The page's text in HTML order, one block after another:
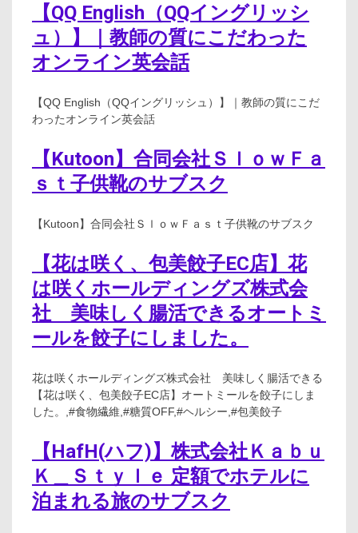
【QQ English（QQイングリッシ
ュ）】｜教師の質にこだわった
オンライン英会話
【QQ English（QQイングリッシュ）】｜教師の質にこだ
わったオンライン英会話
【Kutoon】合同会社ＳｌｏｗＦａ
ｓｔ子供靴のサブスク
【Kutoon】合同会社ＳｌｏｗＦａｓｔ子供靴のサブスク
【花は咲く、包美餃子EC店】花
は咲くホールディングズ株式会
社 美味しく腸活できるオートミ
ールを餃子にしました。
花は咲くホールディングズ株式会社 美味しく腸活できる
【花は咲く、包美餃子EC店】オートミールを餃子にしま
した。,#食物繊維,#糖質OFF,#ヘルシー,#包美餃子
【HafH(ハフ)】株式会社Ｋａｂｕ
Ｋ＿Ｓｔｙｌｅ 定額でホテルに
泊まれる旅のサブスク